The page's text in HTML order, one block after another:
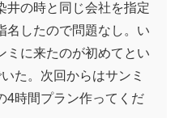
井の時と同じ会社を指定
名したので問題なし。い
ミに来たのが初めてとい
た。次回からはサンミ
4時間プラン作ってくだ